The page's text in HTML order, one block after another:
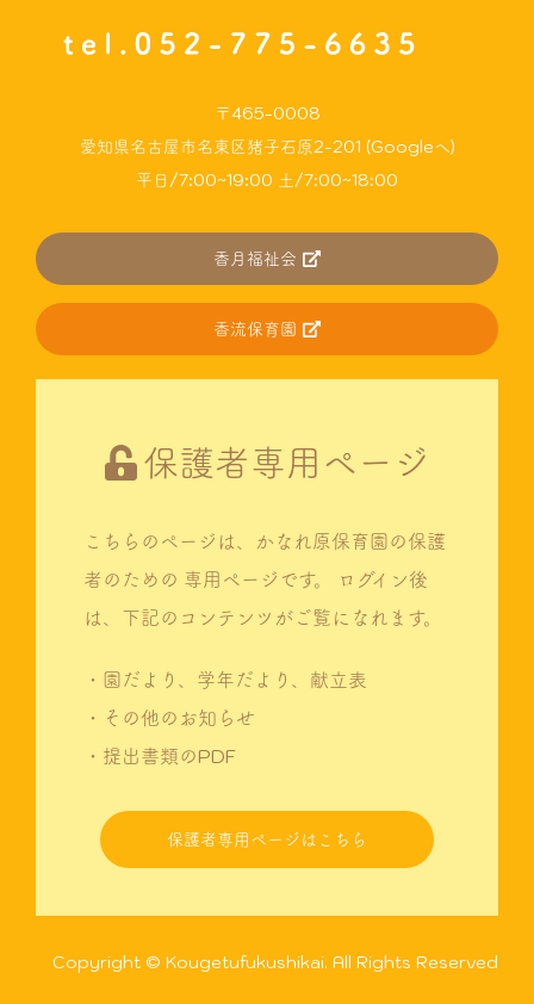
〒465-0008
愛知県名古屋市名東区猪子石原2-201 (Googleへ)
平日/7:00~19:00 土/7:00~18:00
香月福祉会
香流保育園
保護者専用ページ
こちらのページは、かなれ原保育園の保護
者のための 専用ページです。
ログイン後
は、下記のコンテンツがご覧になれます。
・園だより、学年だより、献立表
・その他のお知らせ
・提出書類のPDF
保護者専用ページはこちら
Copyright © Kougetufukushikai. All Rights Reserved